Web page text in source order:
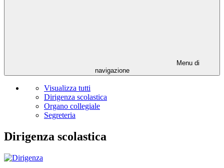
Menu di
navigazione
Visualizza tutti
Dirigenza scolastica
Organo collegiale
Segreteria
Dirigenza scolastica